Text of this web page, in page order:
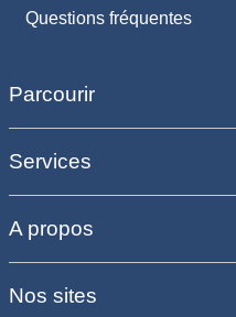
Questions fréquentes
Parcourir
Services
A propos
Nos sites